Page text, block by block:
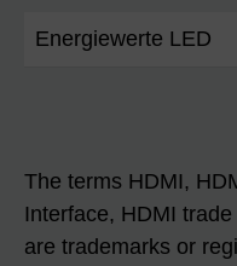
Energiewerte LED
The terms HDMI,
Interface, HDMI
are trademarks or